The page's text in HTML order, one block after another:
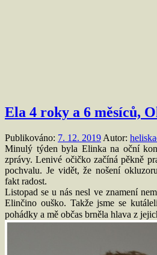
Ela 4 roky a 6 měsíců,
Publikováno: 7. 12. 2019 Autor:
Minulý týden byla Elinka na oční
zprávy. Lenivé očičko začíná pěkně
pochvalu. Je vidět, že nošení
fakt radost.
Listopad se u nás nesl ve znamení
Elinčino ouško. Takže jsme se
pohádky a mě občas brněla hlava z